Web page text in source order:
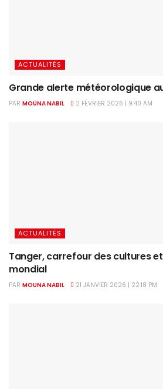
ACTUALITÉS
Grande alerte météorologique
PAR MOUNA NABIL 2 FÉVRIER 2026 | 9:40 AM
ACTUALITÉS
Tanger, carrefour des cultures
mondial
PAR MOUNA NABIL 21 JANVIER 2026 | 22:18 PM